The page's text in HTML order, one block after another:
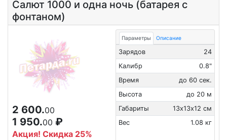
Салют 1000 и одна ночь (батарея с
фонтаном)
2 600.00
1 950.00 ₽
Акция! Скидка 25%
Параметры Описание
Зарядов
24
Калибр
0.8"
Время
до 60 сек.
Высота
до 20 м
Габариты
13х13х12 см
Вес
1.08 кг